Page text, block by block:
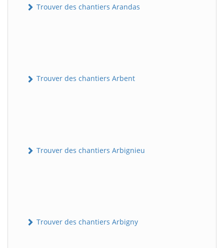
Trouver des chantiers Arandas
Trouver des chantiers Arbent
Trouver des chantiers Arbignieu
Trouver des chantiers Arbigny